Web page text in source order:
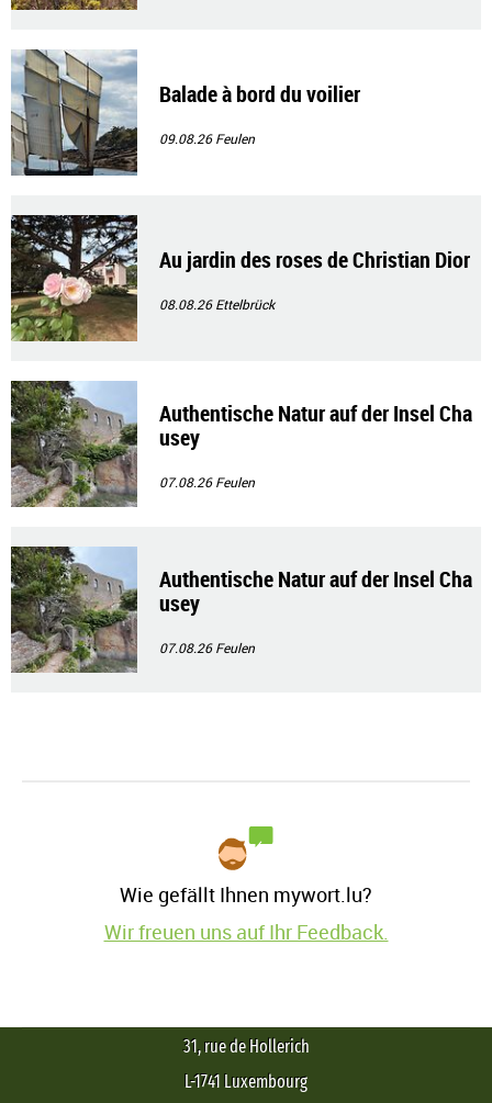
Balade à bord du voilier
09.08.26Feulen
Au jardin des roses de Christian Dior
08.08.26Ettelbrück
Authentische Natur auf der Insel Cha
usey
07.08.26Feulen
Authentische Natur auf der Insel Cha
usey
07.08.26Feulen
Wie gefällt Ihnen mywort.lu?
Wir freuen uns auf Ihr Feedback.
31, rue de Hollerich
L-1741 Luxembourg